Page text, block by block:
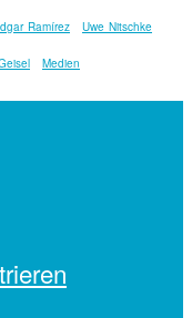
Ramírez Uwe Nitschke
Medien